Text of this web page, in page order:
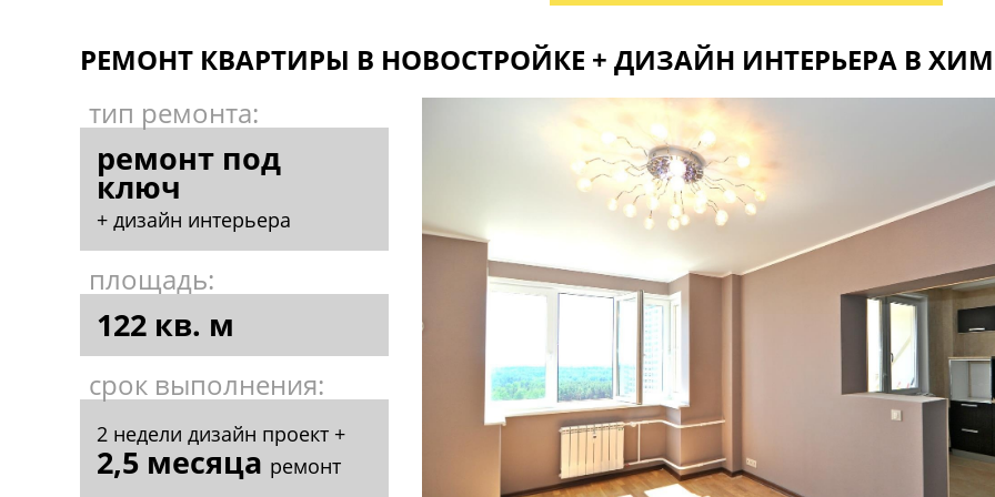
РЕМОНТ КВАРТИРЫ В НОВОСТРОЙКЕ + ДИЗАЙН ИНТЕРЬЕРА В
тип ремонта:
ремонт под
ключ
+ дизайн интерьера
площадь:
122 кв. м
срок выполнения:
2 недели дизайн проект +
2,5 месяца ремонт